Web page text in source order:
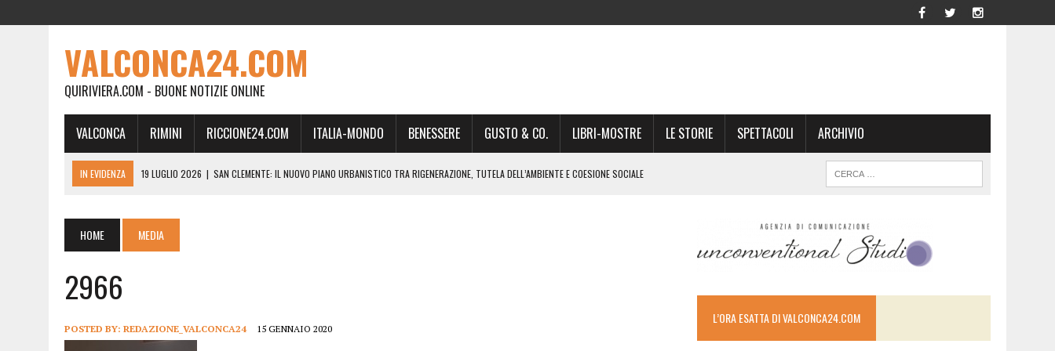
VALCONCA24.COM
QUIRIVIERA.COM - BUONE NOTIZIE ONLINE
VALCONCA RIMINI RICCIONE24.COM ITALIA-MONDO BENESSERE GUSTO & CO. LIBRI-MOSTRE LE STORIE SPETTACOLI ARCHIVIO
IN EVIDENZA 19 LUGLIO 2026 | SAN CLEMENTE: IL NUOVO PIANO URBANISTICO TRA RIGENERAZIONE, TUTELA DELL’AMBIENTE E COESIONE SOCIALE
19 FEBBRAIO 2026 | RIMINI, A IL GATTO SULL’ALBICOCCO ARRIVA ANDREA GIONCHETTI SOMMELIER DEL CALABRESE “QAFIZ”
28 GENNAIO 2026
18 DICEMBRE 2025
18 DICEMBRE 2025 | SAN CLEMENTE, SALA DEL CONSIGLIO INTITOLATA A GIACOMO MATTEOTTI: “VITTIMA DELLA FURIA FASCISTA”
HOME MEDIA
2966
POSTED BY: REDAZIONE_VALCONCA24 15 GENNAIO 2020
L’ORA ESATTA DI VALCONCA24.COM